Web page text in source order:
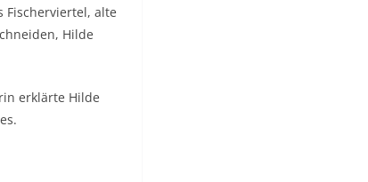
Fischerviertel, alte
Hilde
erklärte Hilde